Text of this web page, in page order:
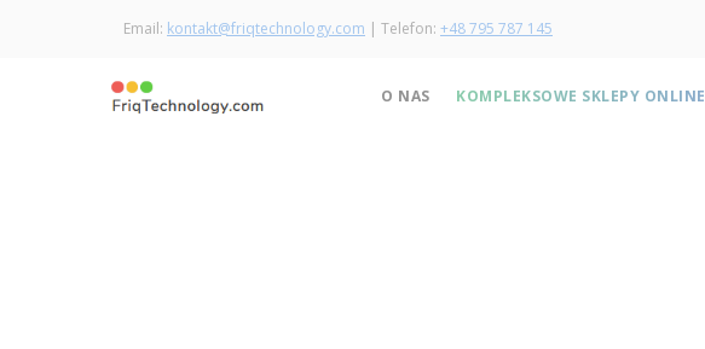
Email: kontakt@friqtechnology.com | Telefon: +48 795 787 145
O NAS KOMPLEKSOWE SKLEPY ONLINE